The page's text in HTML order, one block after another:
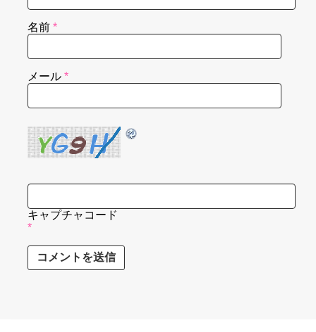
名前 *
メール *
キャプチャコード
*